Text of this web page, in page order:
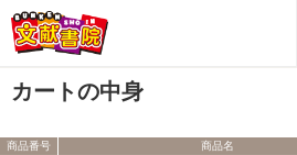
会員登録
カートの中身
商品番号 商品名